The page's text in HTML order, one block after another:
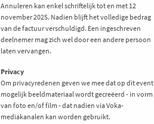
Annuleren kan enkel schriftelijk tot en met 12
november 2025. Nadien blijft het volledige bedrag
van de factuur verschuldigd. Een ingeschreven
deelnemer mag zich wel door een andere persoon
laten vervangen.
Privacy
Om privacyredenen geven we mee dat op dit event
mogelijk beeldmateriaal wordt gecreëerd - in vorm
van foto en/of film - dat nadien via Voka-
mediakanalen kan worden gebruikt.